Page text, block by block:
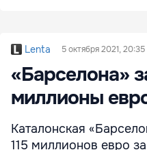
Lenta 5 октября 2021, 20:35
«Барселона»
миллионы
Каталонская
115 миллионов евро